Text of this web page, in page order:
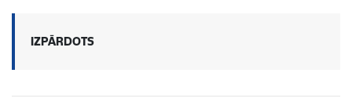
IZPĀRDOTS